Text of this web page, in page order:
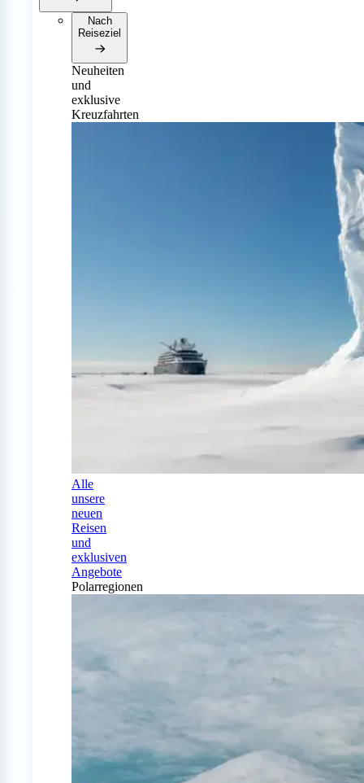
Nach
Reiseziel
Neuheiten
und
exklusive
Kreuzfahrten
Alle
unsere
neuen
Reisen
und
exklusiven
Angebote
Polarregionen